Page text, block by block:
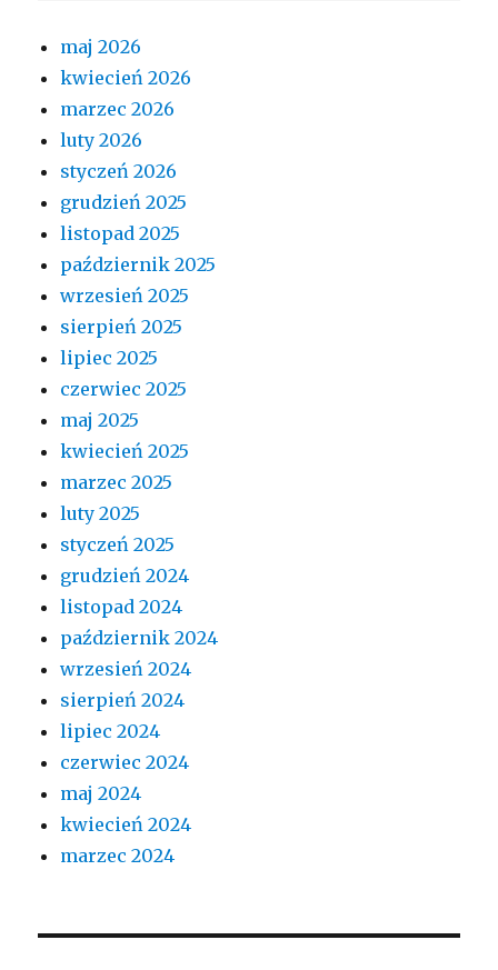
maj 2026
kwiecień 2026
marzec 2026
luty 2026
styczeń 2026
grudzień 2025
listopad 2025
październik 2025
wrzesień 2025
sierpień 2025
lipiec 2025
czerwiec 2025
maj 2025
kwiecień 2025
marzec 2025
luty 2025
styczeń 2025
grudzień 2024
listopad 2024
październik 2024
wrzesień 2024
sierpień 2024
lipiec 2024
czerwiec 2024
maj 2024
kwiecień 2024
marzec 2024